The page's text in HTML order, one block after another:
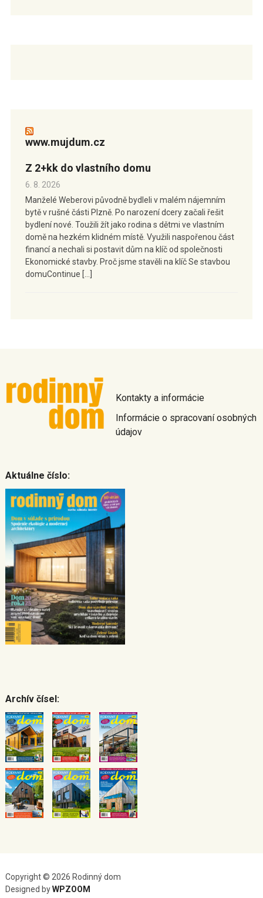
www.mujdum.cz
Z 2+kk do vlastního domu
6. 8. 2026
Manželé Weberovi původně bydleli v malém nájemním
bytě v rušné části Plzně. Po narození dcery začali řešit
bydlení nové. Toužili žít jako rodina s dětmi ve vlastním
domě na hezkém klidném místě. Využili naspořenou část
financí a nechali si postavit dům na klíč od společnosti
Ekonomické stavby. Proč jsme stavěli na klíč Se stavbou
domuContinue […]
Kontakty a informácie
Informácie o spracovaní osobných
údajov
Aktuálne číslo:
Archív čísel:
Copyright © 2026 Rodinný dom
Designed byWPZOOM